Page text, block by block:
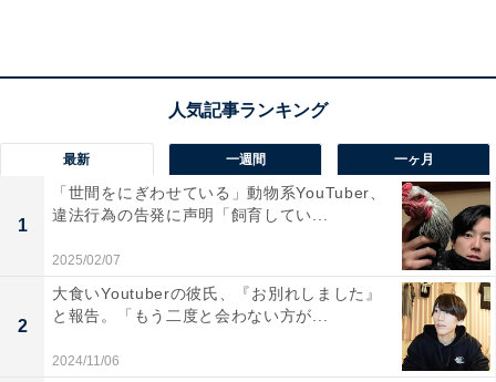
最新 一週間 一ヶ月
1
「世間をにぎわせている」動物系YouTuber、
違法行為の告発に声明「飼育してい...
2025/02/07
2
大食いYoutuberの彼氏、『お別れしました』
と報告。「もう二度と会わない方が...
2024/11/06